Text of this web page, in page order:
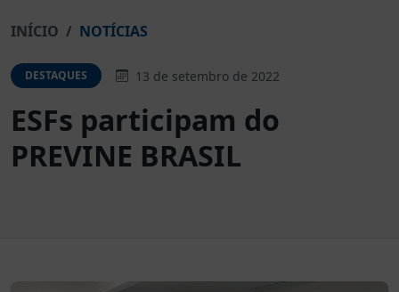
INÍCIO NOTÍCIAS
DESTAQUES 13 de setembro de 2022
ESFs participam do
PREVINE BRASIL